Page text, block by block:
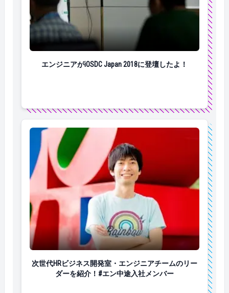
エンジニアがiOSDC Japan 2018に登壇したよ！
次世代HRビジネス開発室・エンジニアチームのリー
次世代HRビジネス開発室・エンジニアチームのリー
ダーを紹介！#エン中途入社メンバー